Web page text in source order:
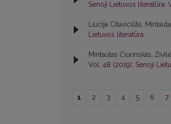
Senoji Lietuvos literatūra:
Liucija Citavičiūtė,
Lietuvos literatūra
Mintautas Čiurinskas,
Vol. 48 (2019): Senoji
1 2 3 4 5 6 7